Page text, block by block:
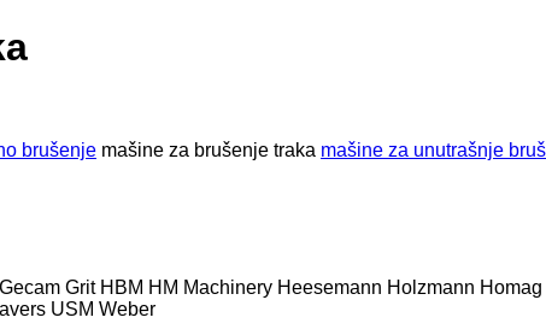
brušenje mašine za brušenje traka mašine za unutrašnje
Gecam Grit HBM HM Machinery Heesemann Holzmann Homag
USM Weber